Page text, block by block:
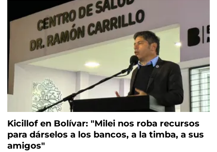
Kicillof en Bolívar: "Milei nos roba recursos
para dárselos a los bancos, a la timba, a sus
amigos"